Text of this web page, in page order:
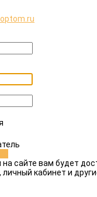
на сайте вам будет
личный кабинет и